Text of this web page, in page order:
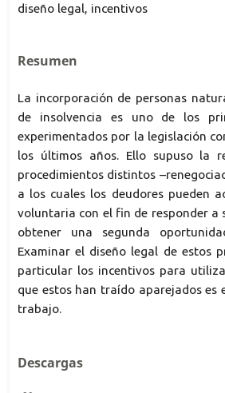
diseño legal, incentivos
Resumen
La incorporación de personas
de insolvencia es uno de los
experimentados por la legislación
los últimos años. Ello supuso la
procedimientos distintos
a los cuales los deudores pueden
voluntaria con el fin de responder a
obtener una segunda
Examinar el diseño legal de estos
particular los incentivos para
que estos han traído aparejados es
trabajo.
Descargas